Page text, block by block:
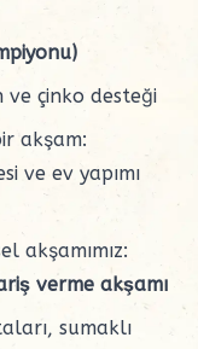
çinko desteği
akşam:
ve ev yapımı
akşamımız:
verme akşamı
sumaklı